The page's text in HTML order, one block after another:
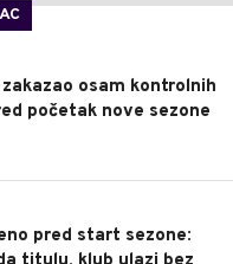
osam kontrolnih
početak nove sezone
pred start sezone: